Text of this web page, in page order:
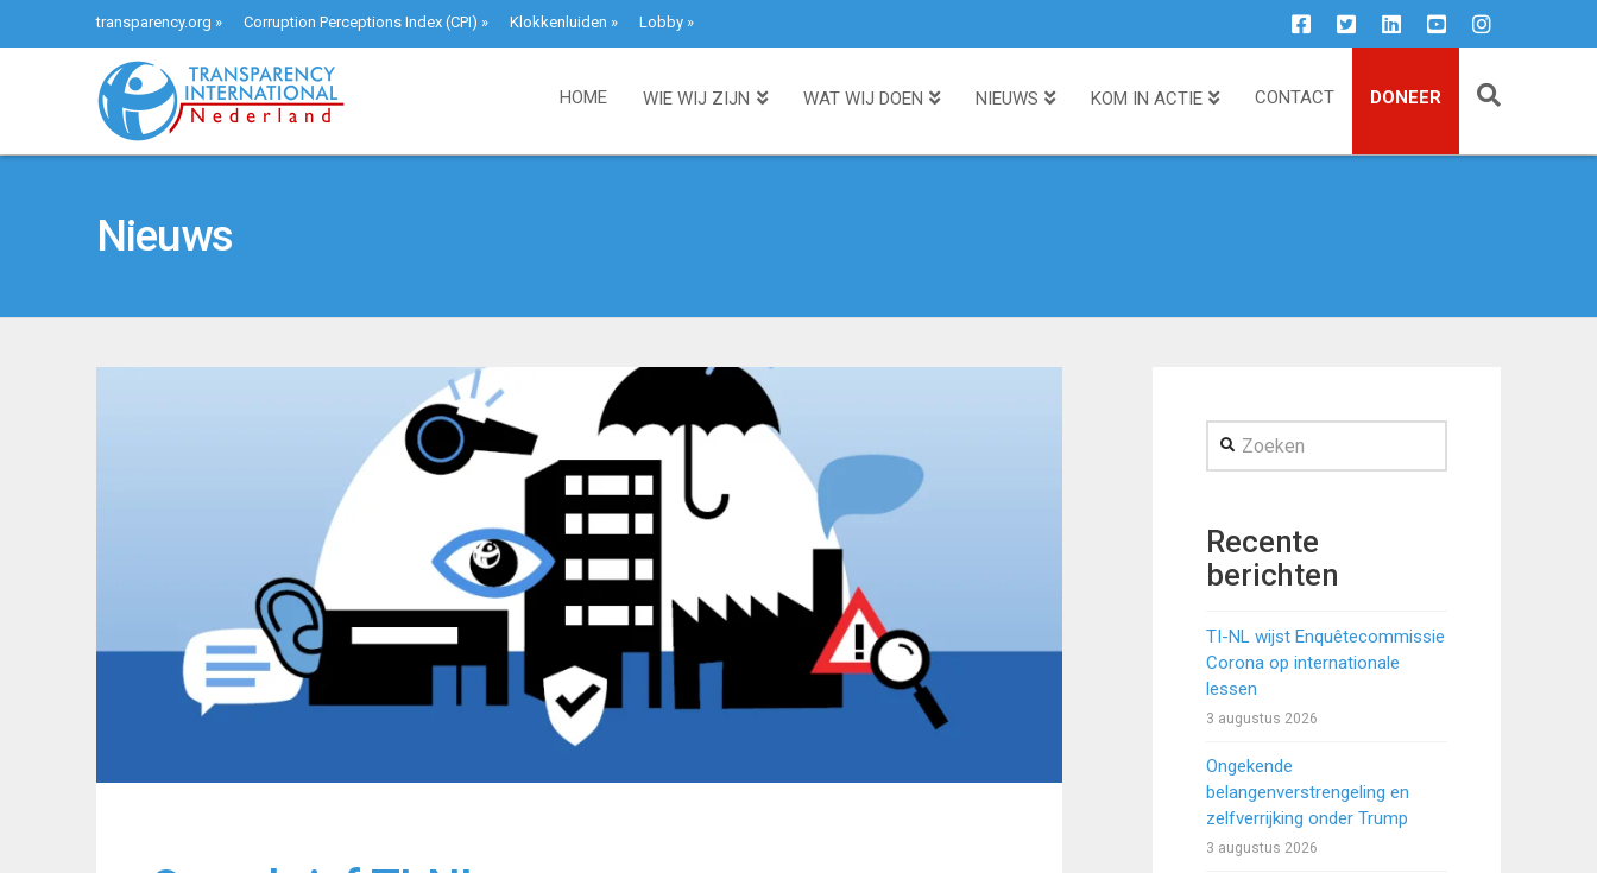
transparency.org » Corruption Perceptions Index (CPI) » Klokkenluiden » Lobby»
HOME WIE WIJ ZIJN WAT WIJ DOEN NIEUWS KOM IN ACTIE CONTACT DONEER
Nieuws
Zoeken
Recente
berichten
TI-NL wijst Enquêtecommissie
Corona op internationale
lessen
3 augustus 2026
Ongekende
belangenverstrengeling en
zelfverrijking onder Trump
3 augustus 2026